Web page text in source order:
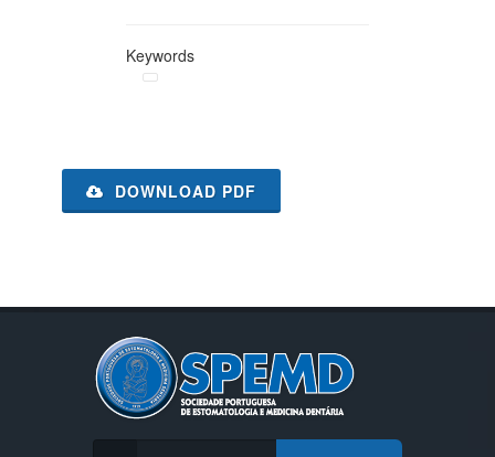
Keywords
DOWNLOAD PDF